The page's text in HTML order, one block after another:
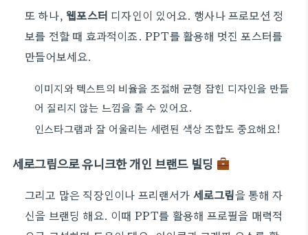
또 하나, 웹포스터 디자인이 있어요. 행사나 프로모션 정
보를 전할 때 효과적이죠. PPT를 활용해 멋진 포스터를
만들어보세요.
이미지와 텍스트의 비율을 조절해 균형 잡힌 디자인을 만들
어 질리지 않는 느낌을 줄 수 있어요.
인스타그램과 잘 어울리는 세련된 색상 조합도 중요해요!
세로그림으로 유니크한 개인 브랜드 빌딩
그리고 많은 직장인이나 프리랜서가 세로그림을 통해 자
신을 브랜딩 해요. 이때 PPT를 활용해 프로필을 매력적